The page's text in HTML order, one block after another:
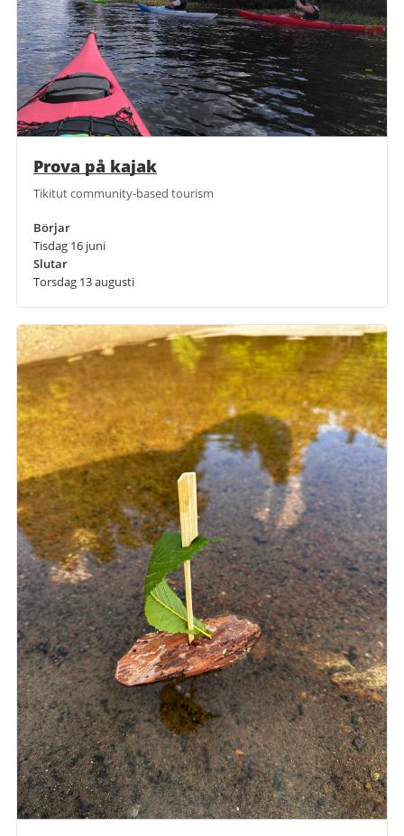
Prova på kajak
Tikitut community-based tourism
Börjar
Tisdag 16 juni
Slutar
Torsdag 13 augusti